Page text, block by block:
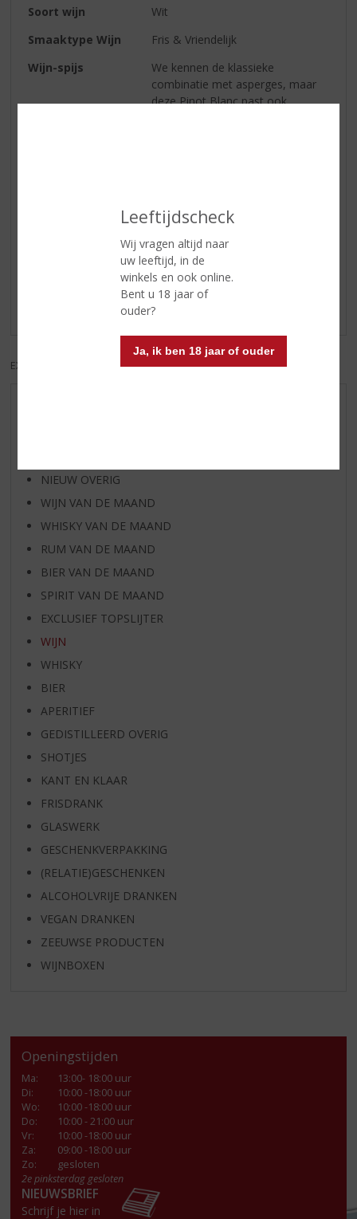
Leeftijdscheck
Wij vragen altijd naar
uw leeftijd, in de
winkels en ook online.
Bent u 18 jaar of
ouder?
Ja, ik ben 18 jaar of ouder
Soort wijn
Wit
Smaaktype Wijn
Fris & Vriendelijk
Wijn-spijs
We kennen de klassieke
combinatie met asperges, maar
deze Pinot Blanc past ook
Reviews
Schrijf een review
Er zijn nog geen reviews geplaatst voor dit product
EXCL. BTW INCL. BTW
NIEUW OVERIG
WIJN VAN DE MAAND
WHISKY VAN DE MAAND
RUM VAN DE MAAND
BIER VAN DE MAAND
SPIRIT VAN DE MAAND
EXCLUSIEF TOPSLIJTER
WIJN
WHISKY
BIER
APERITIEF
GEDISTILLEERD OVERIG
SHOTJES
KANT EN KLAAR
FRISDRANK
GLASWERK
GESCHENKVERPAKKING
(RELATIE)GESCHENKEN
ALCOHOLVRIJE DRANKEN
VEGAN DRANKEN
ZEEUWSE PRODUCTEN
WIJNBOXEN
Openingstijden
Ma:
13:00- 18:00 uur
Di:
10:00 -18:00 uur
Wo:
10:00 -18:00 uur
Do:
10:00 - 21:00 uur
Vr:
10:00 -18:00 uur
Za:
09:00 -18:00 uur
Zo:
gesloten
2e pinksterdag gesloten
NIEUWSBRIEF
Schrijf je hier in